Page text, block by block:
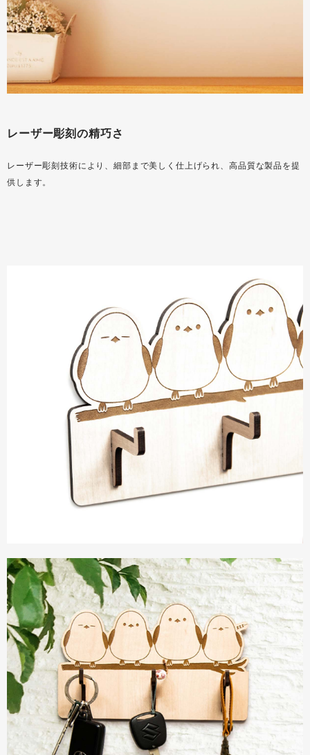
レーザー彫刻の精巧さ
レーザー彫刻技術により、細部まで美しく仕上げられ、高品質な製品を提
供します。